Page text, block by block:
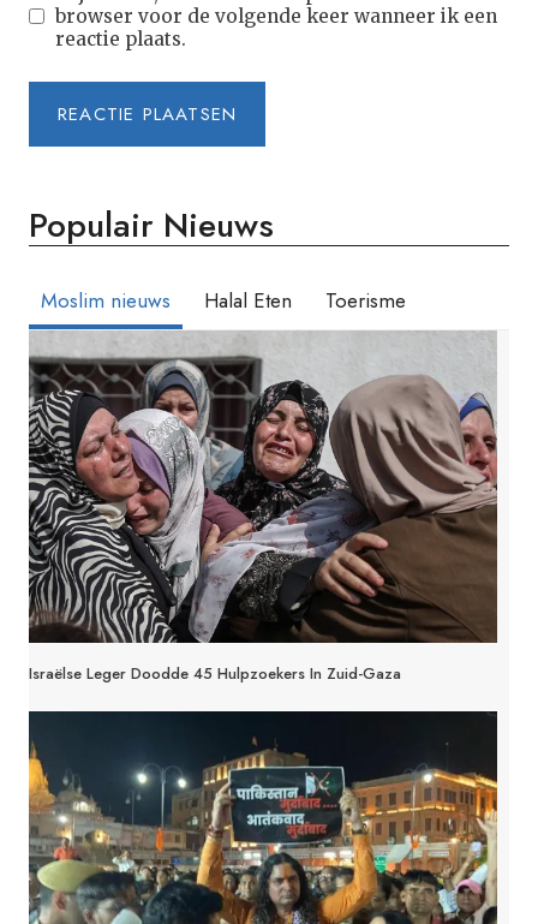
browser voor de volgende keer wanneer ik een
reactie plaats.
Populair Nieuws
Moslim nieuws Halal Eten Toerisme
Israëlse Leger Doodde 45 Hulpzoekers In Zuid-Gaza